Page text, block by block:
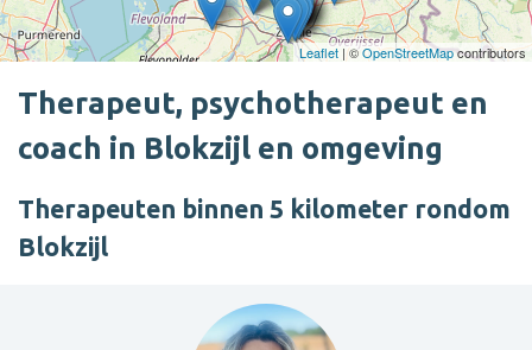
Leaflet| ©OpenStreetMapcontributors
Therapeut, psychotherapeut en
coach in Blokzijl en omgeving
Therapeuten binnen 5 kilometer rondom
Blokzijl